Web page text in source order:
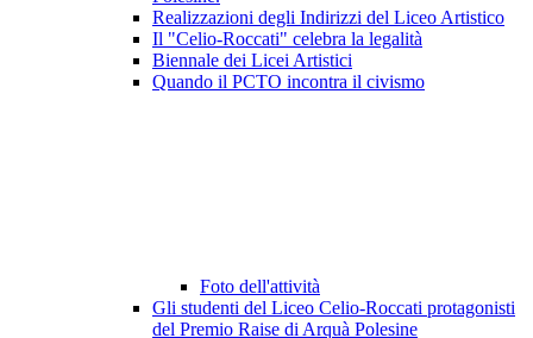
Realizzazioni degli Indirizzi del Liceo Artistico
Il "Celio-Roccati" celebra la legalità
Biennale dei Licei Artistici
Quando il PCTO incontra il civismo
Foto dell'attività
Gli studenti del Liceo Celio-Roccati protagonisti
del Premio Raise di Arquà Polesine